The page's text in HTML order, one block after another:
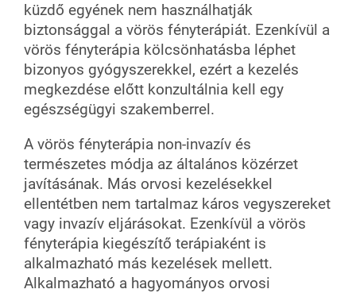
küzdő egyének nem használhatják
biztonsággal a vörös fényterápiát. Ezenkívül a
vörös fényterápia kölcsönhatásba léphet
bizonyos gyógyszerekkel, ezért a kezelés
megkezdése előtt konzultálnia kell egy
egészségügyi szakemberrel.
A vörös fényterápia non-invazív és
természetes módja az általános közérzet
javításának. Más orvosi kezelésekkel
ellentétben nem tartalmaz káros vegyszereket
vagy invazív eljárásokat. Ezenkívül a vörös
fényterápia kiegészítő terápiaként is
alkalmazható más kezelések mellett.
Alkalmazható a hagyományos orvosi